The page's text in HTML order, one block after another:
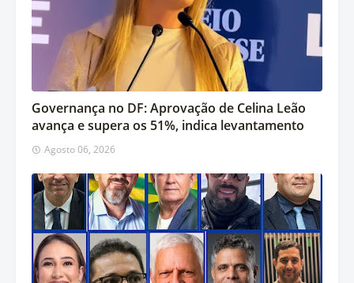
Governança no DF: Aprovação de Celina Leão
avança e supera os 51%, indica levantamento
Agosto 06, 2026